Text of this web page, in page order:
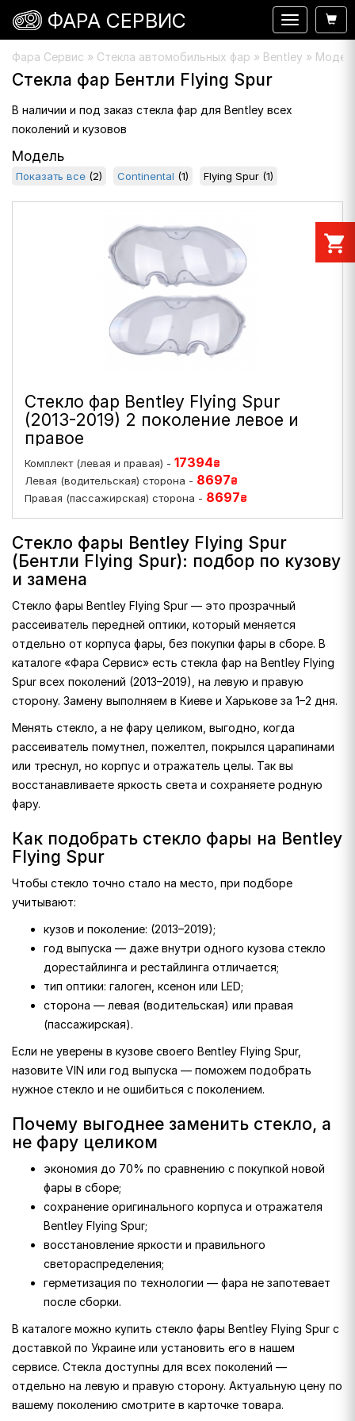
Фара Сервис » Стекла автомобильных фар » Bentley »
Стекла фар Бентли Flying Spur
В наличии и под заказ стекла фар для Bentley всех
поколений и кузовов
Модель
Показать все (2) Continental (1) Flying Spur (1)
Стекло фар Bentley Flying Spur
(2013-2019) 2 поколение левое и
правое
Комплект (левая и правая) - 17394₴
Левая (водительская) сторона - 8697₴
Правая (пассажирская) сторона - 8697₴
Стекло фары Bentley Flying Spur
(Бентли Flying Spur): подбор по кузову
и замена
Стекло фары Bentley Flying Spur — это прозрачный
рассеиватель передней оптики, который меняется
отдельно от корпуса фары, без покупки фары в сборе. В
каталоге «Фара Сервис» есть стекла фар на Bentley Flying
Spur всех поколений (2013–2019), на левую и правую
сторону. Замену выполняем в Киеве и Харькове за 1–2 дня.
Менять стекло, а не фару целиком, выгодно, когда
рассеиватель помутнел, пожелтел, покрылся царапинами
или треснул, но корпус и отражатель целы. Так вы
восстанавливаете яркость света и сохраняете родную
фару.
Как подобрать стекло фары на Bentley
Flying Spur
Чтобы стекло точно стало на место, при подборе
учитывают:
кузов и поколение: (2013–2019);
год выпуска — даже внутри одного кузова стекло
дорестайлинга и рестайлинга отличается;
тип оптики: галоген, ксенон или LED;
сторона — левая (водительская) или правая
(пассажирская).
Если не уверены в кузове своего Bentley Flying Spur,
назовите VIN или год выпуска — поможем подобрать
нужное стекло и не ошибиться с поколением.
Почему выгоднее заменить стекло, а
не фару целиком
экономия до 70% по сравнению с покупкой новой
фары в сборе;
сохранение оригинального корпуса и отражателя
Bentley Flying Spur;
восстановление яркости и правильного
светораспределения;
герметизация по технологии — фара не запотевает
после сборки.
В каталоге можно купить стекло фары Bentley Flying Spur с
доставкой по Украине или установить его в нашем
сервисе. Стекла доступны для всех поколений —
отдельно на левую и правую сторону. Актуальную цену по
вашему поколению смотрите в карточке товара.
Навигация
ФАРА СЕРВИС
shopping_cart